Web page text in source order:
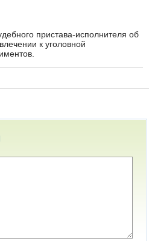
пристава-исполнителя об
к уголовной